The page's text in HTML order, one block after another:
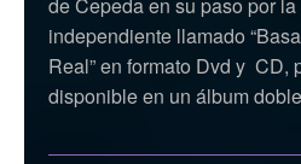
independiente llamado
Real” en formato Dvd y CD,
disponible en un álbum